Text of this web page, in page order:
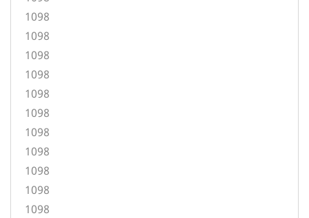
1098
1098
1098
1098
1098
1098
1098
1098
1098
1098
1098